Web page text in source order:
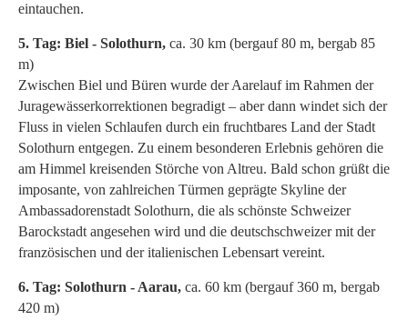
eintauchen.
5. Tag: Biel - Solothurn, ca. 30 km (bergauf 80 m, bergab 85
m)
Zwischen Biel und Büren wurde der Aarelauf im Rahmen der
Juragewässerkorrektionen begradigt – aber dann windet sich der
Fluss in vielen Schlaufen durch ein fruchtbares Land der Stadt
Solothurn entgegen. Zu einem besonderen Erlebnis gehören die
am Himmel kreisenden Störche von Altreu. Bald schon grüßt die
imposante, von zahlreichen Türmen geprägte Skyline der
Ambassadorenstadt Solothurn, die als schönste Schweizer
Barockstadt angesehen wird und die deutschschweizer mit der
französischen und der italienischen Lebensart vereint.
6. Tag: Solothurn - Aarau, ca. 60 km (bergauf 360 m, bergab
420 m)